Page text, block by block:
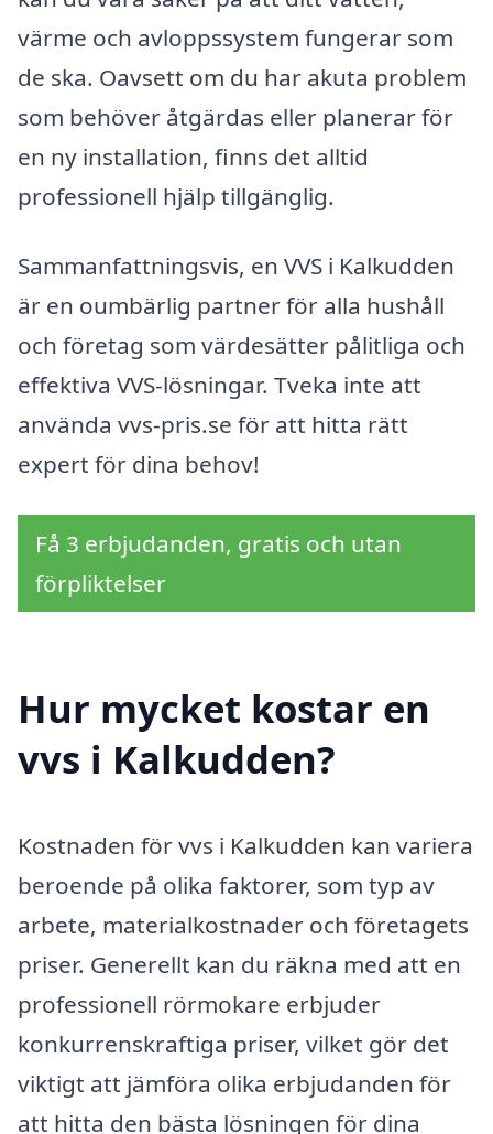
värme och avloppssystem fungerar som
de ska. Oavsett om du har akuta problem
som behöver åtgärdas eller planerar för
en ny installation, finns det alltid
professionell hjälp tillgänglig.
Sammanfattningsvis, en VVS i Kalkudden
är en oumbärlig partner för alla hushåll
och företag som värdesätter pålitliga och
effektiva VVS-lösningar. Tveka inte att
använda vvs-pris.se för att hitta rätt
expert för dina behov!
Få 3 erbjudanden, gratis och utan
förpliktelser
Hur mycket kostar en
vvs i Kalkudden?
Kostnaden för vvs i Kalkudden kan variera
beroende på olika faktorer, som typ av
arbete, materialkostnader och företagets
priser. Generellt kan du räkna med att en
professionell rörmokare erbjuder
konkurrenskraftiga priser, vilket gör det
viktigt att jämföra olika erbjudanden för
att hitta den bästa lösningen för dina